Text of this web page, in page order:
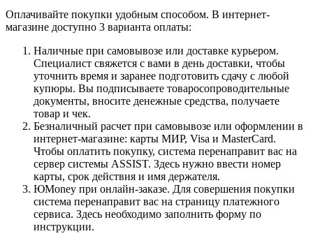
Оплачивайте покупки удобным способом. В интернет-
магазине доступно 3 варианта оплаты:
Наличные при самовывозе или доставке курьером.
Специалист свяжется с вами в день доставки, чтобы
уточнить время и заранее подготовить сдачу с любой
купюры. Вы подписываете товаросопроводительные
документы, вносите денежные средства, получаете
товар и чек.
Безналичный расчет при самовывозе или оформлении в
интернет-магазине: карты МИР, Visa и MasterCard.
Чтобы оплатить покупку, система перенаправит вас на
сервер системы ASSIST. Здесь нужно ввести номер
карты, срок действия и имя держателя.
ЮMoney при онлайн-заказе. Для совершения покупки
система перенаправит вас на страницу платежного
сервиса. Здесь необходимо заполнить форму по
инструкции.